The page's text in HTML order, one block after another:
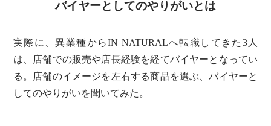
バイヤーとしてのやりがいとは
実際に、異業種からIN NATURALへ転職してきた3人
は、店舗での販売や店長経験を経てバイヤーとなってい
る。店舗のイメージを左右する商品を選ぶ、バイヤーと
してのやりがいを聞いてみた。